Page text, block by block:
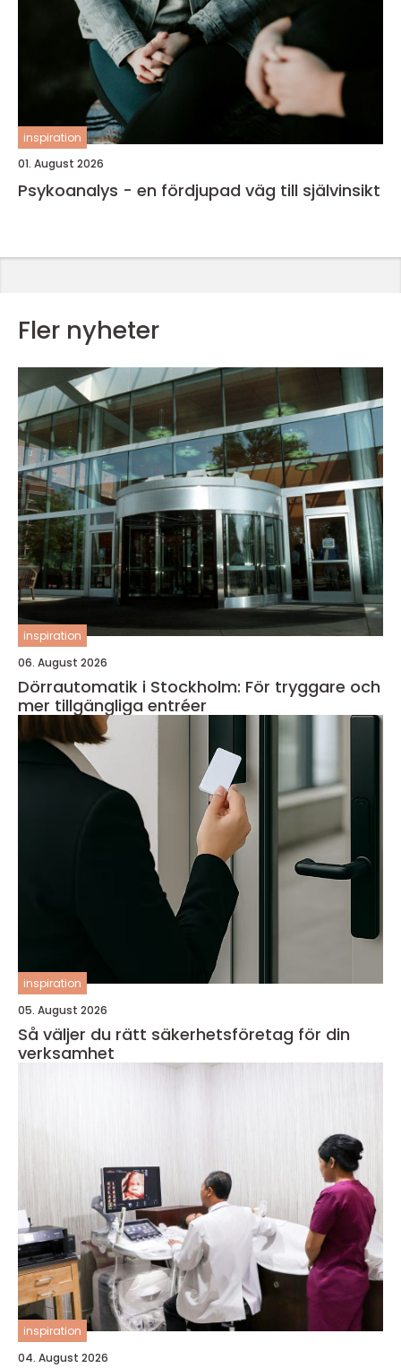
inspiration
01. August 2026
Psykoanalys - en fördjupad väg till självinsikt
Fler nyheter
inspiration
06. August 2026
Dörrautomatik i Stockholm: För tryggare och
mer tillgängliga entréer
inspiration
05. August 2026
Så väljer du rätt säkerhetsföretag för din
verksamhet
inspiration
04. August 2026